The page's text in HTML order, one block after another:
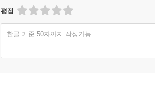
평점
한글 기준 50자까지 작성가능